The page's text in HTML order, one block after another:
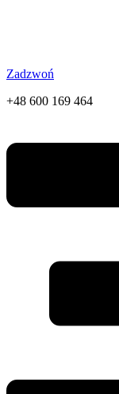
Zadzwoń
+48 600 169 464